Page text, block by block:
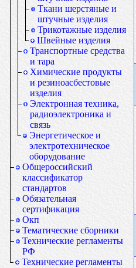
Ткани шерстяные и
штучные изделия
Трикотажные изделия
Швейные изделия
Транспортные средства
и тара
Химические продукты
и резиноасбестовые
изделия
Электронная техника,
радиоэлектроника и
связь
Энергетическое и
электротехническое
оборудование
Общероссийский
классификатор
стандартов
Обязательная
сертификация
Окп
Тематические сборники
Технические регламенты
РФ
Технические регламенты